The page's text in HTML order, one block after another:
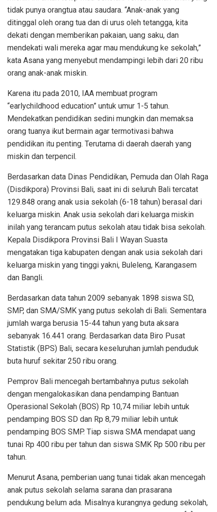
tidak punya orangtua atau saudara. “Anak-anak yang
ditinggal oleh orang tua dan di urus oleh tetangga, kita
dekati dengan memberikan pakaian, uang saku, dan
mendekati wali mereka agar mau mendukung ke sekolah,”
kata Asana yang menyebut mendampingi lebih dari 20 ribu
orang anak-anak miskin.
Karena itu pada 2010, IAA membuat program
“earlychildhood education” untuk umur 1-5 tahun.
Mendekatkan pendidikan sedini mungkin dan memaksa
orang tuanya ikut bermain agar termotivasi bahwa
pendidikan itu penting. Terutama di daerah daerah yang
miskin dan terpencil.
Berdasarkan data Dinas Pendidikan, Pemuda dan Olah Raga
(Disdikpora) Provinsi Bali, saat ini di seluruh Bali tercatat
129.848 orang anak usia sekolah (6-18 tahun) berasal dari
keluarga miskin. Anak usia sekolah dari keluarga miskin
inilah yang terancam putus sekolah atau tidak bisa sekolah.
Kepala Disdikpora Provinsi Bali I Wayan Suasta
mengatakan tiga kabupaten dengan anak usia sekolah dari
keluarga miskin yang tinggi yakni, Buleleng, Karangasem
dan Bangli.
Berdasarkan data tahun 2009 sebanyak 1898 siswa SD,
SMP, dan SMA/SMK yang putus sekolah di Bali. Sementara
jumlah warga berusia 15-44 tahun yang buta aksara
sebanyak 16.441 orang. Berdasarkan data Biro Pusat
Statistik (BPS) Bali, secara keseluruhan jumlah penduduk
buta huruf sekitar 250 ribu orang.
Pemprov Bali mencegah bertambahnya putus sekolah
dengan mengalokasikan dana pendamping Bantuan
Operasional Sekolah (BOS) Rp 10,74 miliar lebih untuk
pendamping BOS SD dan Rp 8,79 miliar lebih untuk
pendamping BOS SMP. Tiap siswa SMA mendapat uang
tunai Rp 400 ribu per tahun dan siswa SMK Rp 500 ribu per
tahun.
Menurut Asana, pemberian uang tunai tidak akan mencegah
anak putus sekolah selama sarana dan prasarana
pendukung belum ada. Misalnya kurangnya gedung sekolah,